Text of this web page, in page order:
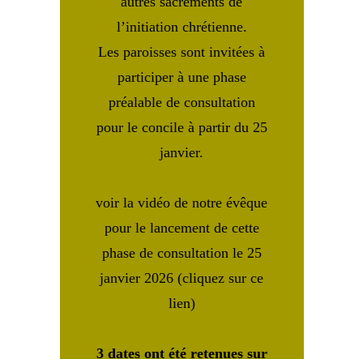
l’initiation chrétienne.
Les paroisses sont invitées à
participer à une phase
préalable de consultation
pour le concile à partir du 25
janvier.
voir la vidéo de notre évêque
pour le lancement de cette
phase de consultation le 25
janvier 2026 (cliquez sur ce
lien)
3 dates ont été retenues sur